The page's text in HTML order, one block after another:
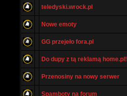
teledyski.wrock.pl
Nowe emoty
GG przejeło fora.pl
Do dupy z tą reklamą home.pl!
Przenosiny na nowy serwer
Spamboty na forum